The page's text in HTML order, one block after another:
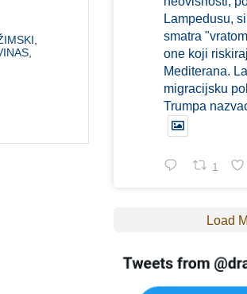
Lampedusu,
smatra
one koji
Mediterana.
migracijsku
Trumpa
1
Load